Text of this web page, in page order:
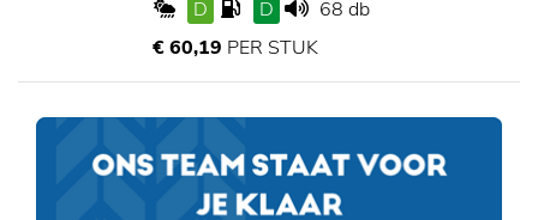
D D
68 db
€ 60,19 PER STUK